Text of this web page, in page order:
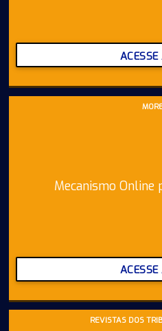
ACESSE
Mecanismo Online
ACESSE
REVISTAS DOS